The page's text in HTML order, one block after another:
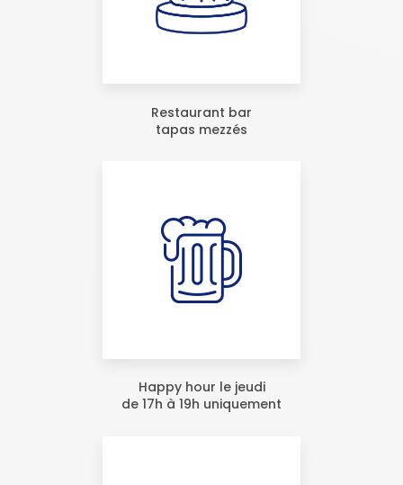
Restaurant bar
tapas mezzés
Happy hour le jeudi
de 17h à 19h uniquement